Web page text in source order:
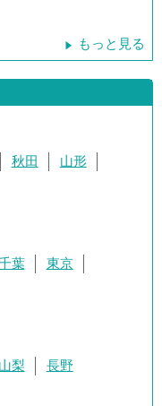
もっと見る
秋田
山形
葉
東京
山梨 長野